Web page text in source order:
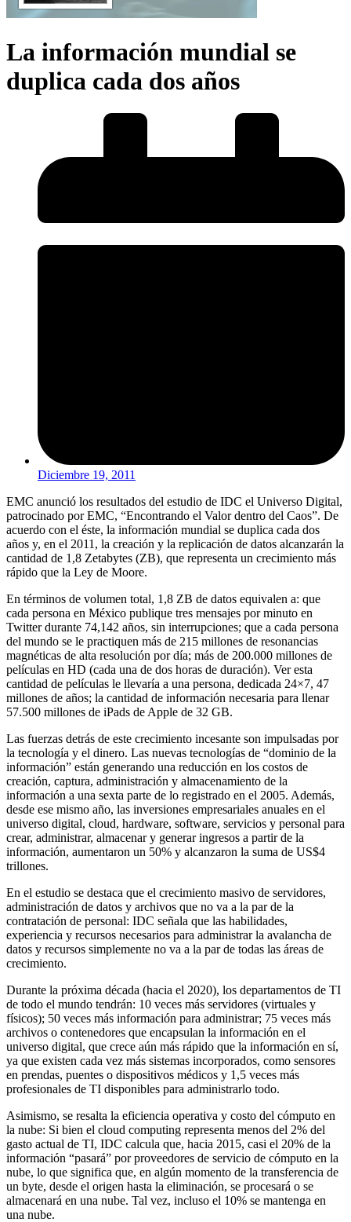
La información mundial se
duplica cada dos años
Diciembre 19, 2011
EMC anunció los resultados del estudio de IDC el Universo Digital,
patrocinado por EMC, “Encontrando el Valor dentro del Caos”. De
acuerdo con el éste, la información mundial se duplica cada dos
años y, en el 2011, la creación y la replicación de datos alcanzarán la
cantidad de 1,8 Zetabytes (ZB), que representa un crecimiento más
rápido que la Ley de Moore.
En términos de volumen total, 1,8 ZB de datos equivalen a: que
cada persona en México publique tres mensajes por minuto en
Twitter durante 74,142 años, sin interrupciones; que a cada persona
del mundo se le practiquen más de 215 millones de resonancias
magnéticas de alta resolución por día; más de 200.000 millones de
películas en HD (cada una de dos horas de duración). Ver esta
cantidad de películas le llevaría a una persona, dedicada 24×7, 47
millones de años; la cantidad de información necesaria para llenar
57.500 millones de iPads de Apple de 32 GB.
Las fuerzas detrás de este crecimiento incesante son impulsadas por
la tecnología y el dinero. Las nuevas tecnologías de “dominio de la
información” están generando una reducción en los costos de
creación, captura, administración y almacenamiento de la
información a una sexta parte de lo registrado en el 2005. Además,
desde ese mismo año, las inversiones empresariales anuales en el
universo digital, cloud, hardware, software, servicios y personal para
crear, administrar, almacenar y generar ingresos a partir de la
información, aumentaron un 50% y alcanzaron la suma de US$4
trillones.
En el estudio se destaca que el crecimiento masivo de servidores,
administración de datos y archivos que no va a la par de la
contratación de personal: IDC señala que las habilidades,
experiencia y recursos necesarios para administrar la avalancha de
datos y recursos simplemente no va a la par de todas las áreas de
crecimiento.
Durante la próxima década (hacia el 2020), los departamentos de TI
de todo el mundo tendrán: 10 veces más servidores (virtuales y
físicos); 50 veces más información para administrar; 75 veces más
archivos o contenedores que encapsulan la información en el
universo digital, que crece aún más rápido que la información en sí,
ya que existen cada vez más sistemas incorporados, como sensores
en prendas, puentes o dispositivos médicos y 1,5 veces más
profesionales de TI disponibles para administrarlo todo.
Asimismo, se resalta la eficiencia operativa y costo del cómputo en
la nube: Si bien el cloud computing representa menos del 2% del
gasto actual de TI, IDC calcula que, hacia 2015, casi el 20% de la
información “pasará” por proveedores de servicio de cómputo en la
nube, lo que significa que, en algún momento de la transferencia de
un byte, desde el origen hasta la eliminación, se procesará o se
almacenará en una nube. Tal vez, incluso el 10% se mantenga en
una nube.